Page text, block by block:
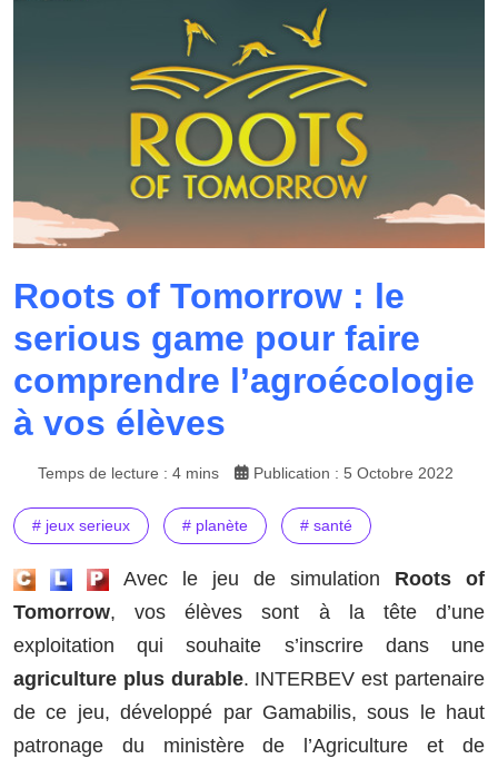
Roots of Tomorrow : le
serious game pour faire
comprendre l’agroécologie
à vos élèves
Temps de lecture : 4 mins Publication : 5 Octobre 2022
# jeux serieux # planète # santé
Avec le jeu de simulation Roots of
Tomorrow, vos élèves sont à la tête d’une
exploitation qui souhaite s’inscrire dans une
agriculture plus durable. INTERBEV est partenaire
de ce jeu, développé par Gamabilis, sous le haut
patronage du ministère de l’Agriculture et de